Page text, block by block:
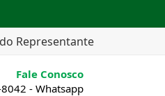
Representante
Fale Conosco
- Whatsapp